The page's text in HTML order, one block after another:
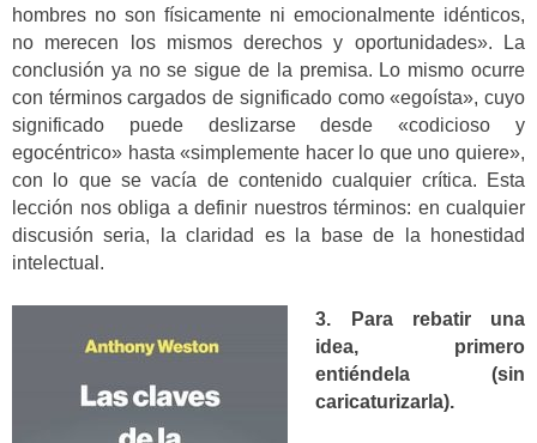
hombres no son físicamente ni emocionalmente idénticos,
no merecen los mismos derechos y oportunidades». La
conclusión ya no se sigue de la premisa. Lo mismo ocurre
con términos cargados de significado como «egoísta», cuyo
significado puede deslizarse desde «codicioso y
egocéntrico» hasta «simplemente hacer lo que uno quiere»,
con lo que se vacía de contenido cualquier crítica. Esta
lección nos obliga a definir nuestros términos: en cualquier
discusión seria, la claridad es la base de la honestidad
intelectual.
3. Para rebatir una
idea, primero
entiéndela (sin
caricaturizarla).